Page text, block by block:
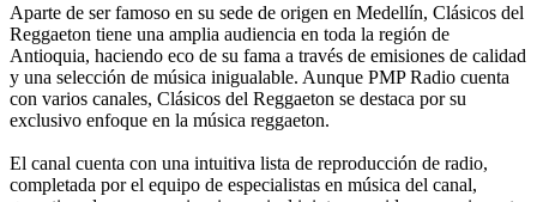
Aparte de ser famoso en su sede de origen en Medellín, Clásicos del
Reggaeton tiene una amplia audiencia en toda la región de
Antioquia, haciendo eco de su fama a través de emisiones de calidad
y una selección de música inigualable. Aunque PMP Radio cuenta
con varios canales, Clásicos del Reggaeton se destaca por su
exclusivo enfoque en la música reggaeton.
El canal cuenta con una intuitiva lista de reproducción de radio,
completada por el equipo de especialistas en música del canal,